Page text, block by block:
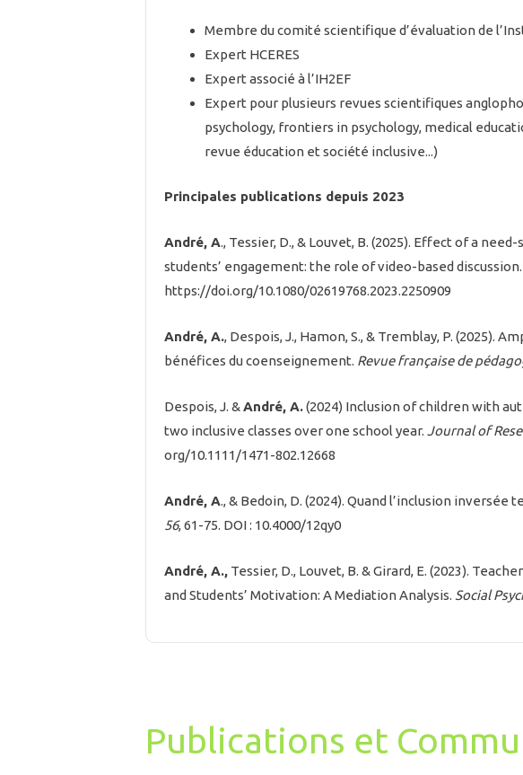
Membre du comité scientifique d’évaluation de
Expert HCERES
Expert associé à l’IH2EF
Expert pour plusieurs revues scientifiques
psychology, frontiers in psychology, medical
revue éducation et société inclusive...)
Principales publications depuis 2023
André, A., Tessier, D., & Louvet, B. (2025). Effect of a
students’ engagement: the role of video-based discussion.
https://doi.org/10.1080/02619768.2023.2250909
André, A., Despois, J., Hamon, S., & Tremblay, P. (2025).
bénéfices du coenseignement. Revue française de
Despois, J. &André, A.(2024) Inclusion of children with
two inclusive classes over one school year. Journal of
org/10.1111/1471-802.12668
André, A., & Bedoin, D. (2024). Quand l’inclusion
56, 61-75. DOI : 10.4000/12qy0
André, A., Tessier, D., Louvet, B. & Girard, E. (2023).
and Students’ Motivation: A Mediation Analysis. Social
Publications et